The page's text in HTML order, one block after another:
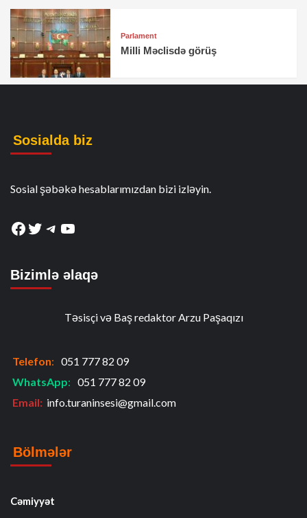
Parlament
Milli Məclisdə görüş
Sosialda biz
Sosial şəbəkə hesablarımızdan bizi izləyin.
Facebook
Twitter
Telegram
YouTube
Bizimlə əlaqə
Təsisçi və Baş redaktor Arzu Paşaqızı
Telefon: 051 777 82 09
WhatsApp: 051 777 82 09
Email: info.turaninsesi@gmail.com
Bölmələr
Cəmiyyət